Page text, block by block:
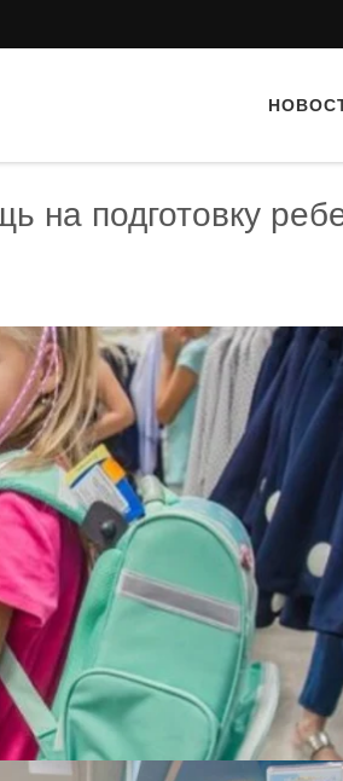
на подготовку
«Пиросмани» Тайный гость: